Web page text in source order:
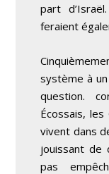
part
feraient
système à
question.
Écossais,
vivent dans
jouissant de
pas